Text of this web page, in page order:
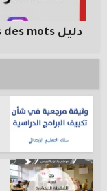
دليل l’oasis des mots المستوى الثالث